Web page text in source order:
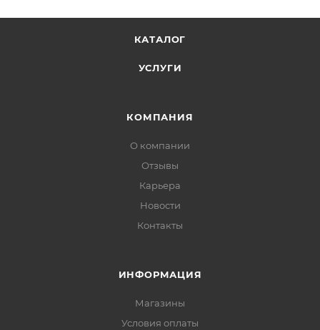
КАТАЛОГ
УСЛУГИ
КОМПАНИЯ
О компании
Отзывы
Карьера
Новости
Контакты
ИНФОРМАЦИЯ
Магазины
Условия оплаты